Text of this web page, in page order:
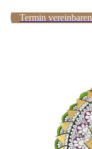
Termin vereinbaren